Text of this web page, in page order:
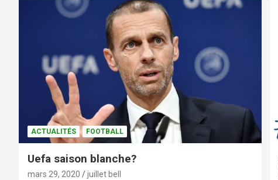
ACTUALITÉS FOOTBALL
Uefa saison blanche?
mars 29, 2020 juillet bell